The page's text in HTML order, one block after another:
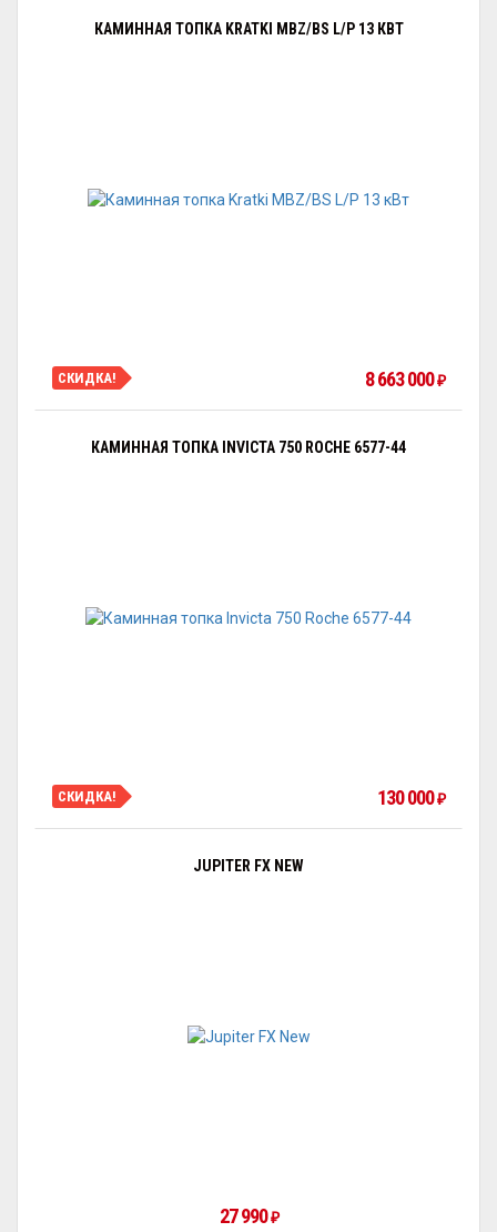
КАМИННАЯ ТОПКА KRATKI MBZ/BS L/P 13 КВТ
СКИДКА! 8 663 000₽
КАМИННАЯ ТОПКА INVICTA 750 ROCHE 6577-44
СКИДКА! 130 000₽
JUPITER FX NEW
27 990₽